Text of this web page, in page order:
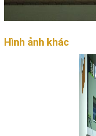
Hình ảnh khác